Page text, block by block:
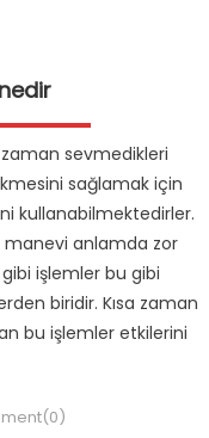
sevmedikleri
sağlamak için
kullanabilmektedirler.
manevi anlamda zor
işlemler bu gibi
biridir. Kısa zaman
bu işlemler etkilerini